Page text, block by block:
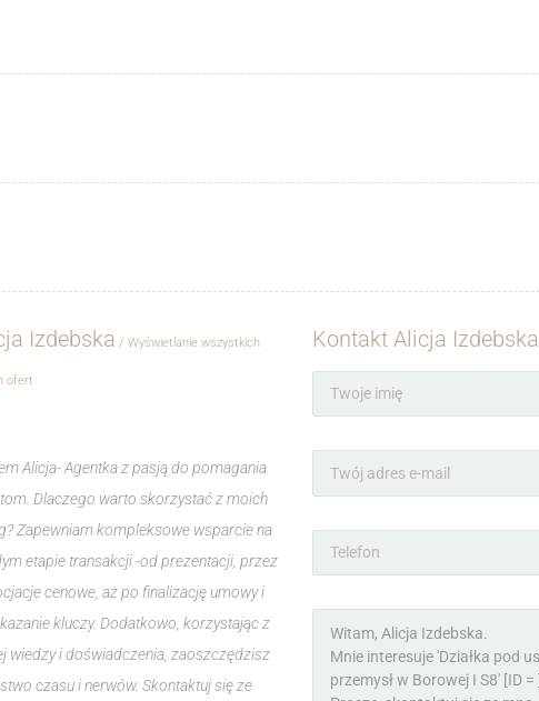
Izdebska Wyświetlanie wszystkich
ofert
Alicja- Agentka z pasją do pomagania
Dlaczego warto skorzystać z moich
Zapewniam kompleksowe wsparcie na
etapie transakcji -od prezentacji, przez
cenowe, aż po finalizację umowy i
kluczy. Dodatkowo, korzystając z
wiedzy i doświadczenia, zaoszczędzisz
czasu i nerwów. Skontaktuj się ze
Kontakt Alicja Izdebska